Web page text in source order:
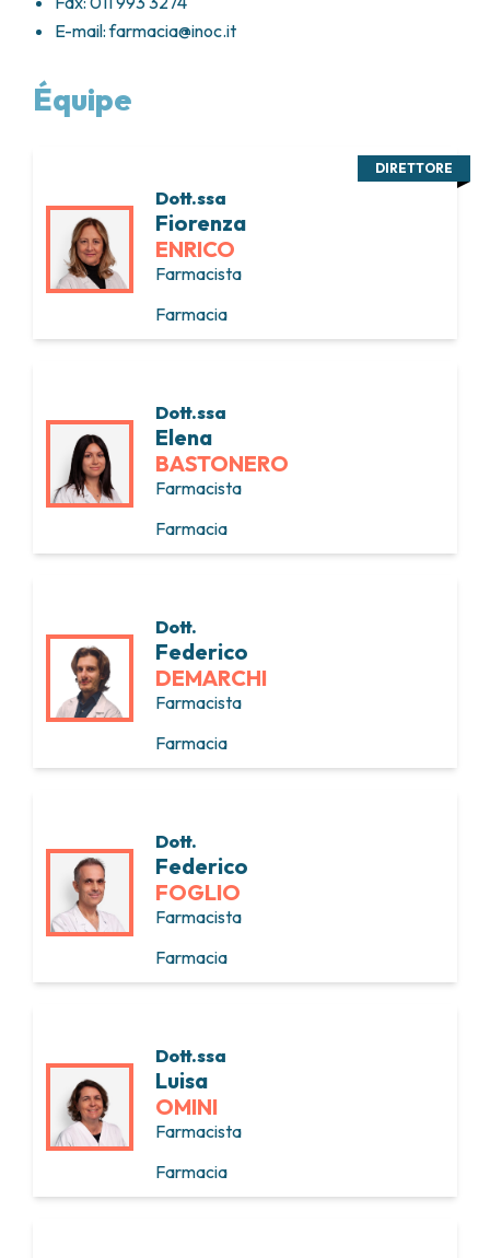
E-mail:farmacia@inoc.it
Équipe
Dott.ssa
Fiorenza
ENRICO
Farmacista
Farmacia
DIRETTORE
Dott.ssa
Elena
BASTONERO
Farmacista
Farmacia
Dott.
Federico
DEMARCHI
Farmacista
Farmacia
Dott.
Federico
FOGLIO
Farmacista
Farmacia
Dott.ssa
Luisa
OMINI
Farmacista
Farmacia